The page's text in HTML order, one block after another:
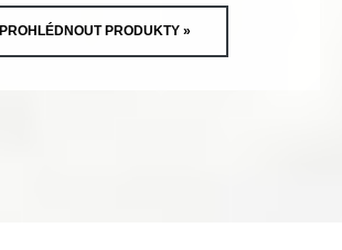
PROHLÉDNOUT PRODUKTY »